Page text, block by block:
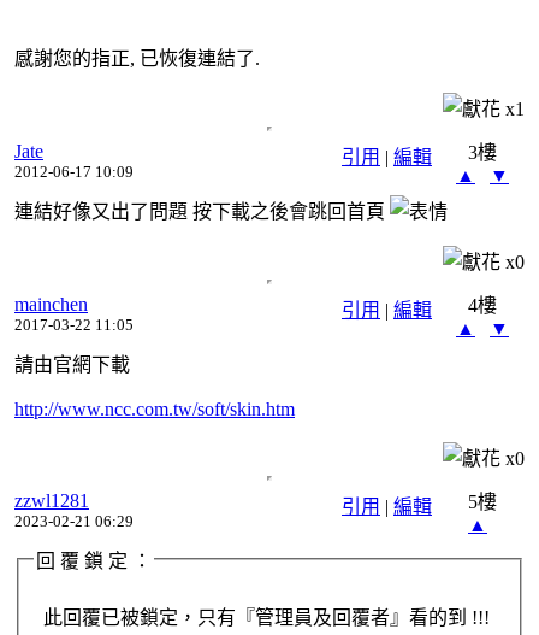
感謝您的指正, 已恢復連結了.
x1
引用 | 編輯
Jate
2012-06-17 10:09
3樓
▲
▼
連結好像又出了問題 按下載之後會跳回首頁
x0
引用 | 編輯
mainchen
2017-03-22 11:05
4樓
▲
▼
請由官網下載
http://www.ncc.com.tw/soft/skin.htm
x0
引用 | 編輯
zzwl1281
2023-02-21 06:29
5樓
▲
回 覆 鎖 定 ：
此回覆已被鎖定，只有『管理員及回覆者』看的到 !!!